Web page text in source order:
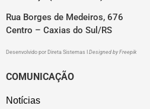
Rua Borges de Medeiros, 676
Centro – Caxias do Sul/RS
Desenvolvido por Direta Sistemas Designed by Freepik
COMUNICAÇÃO
Notícias